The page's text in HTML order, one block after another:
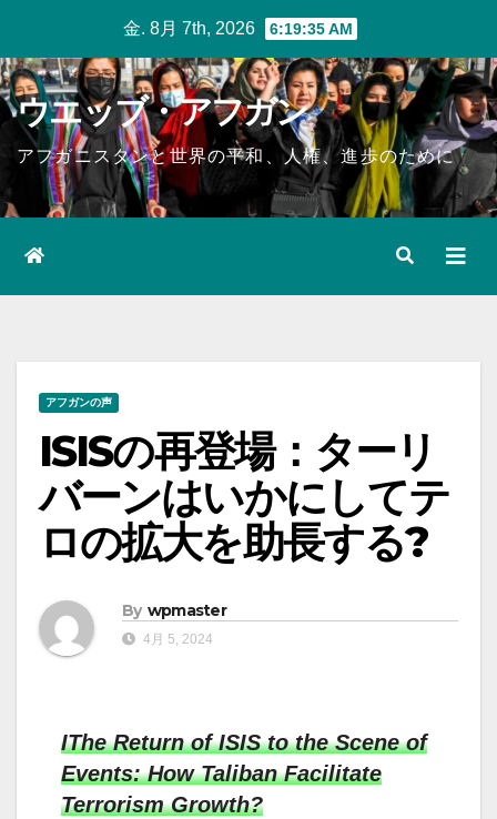
content
金. 8月 7th, 2026 6:19:36 AM
ウエッブ・アフガン
アフガニスタンと世界の平和、人権、進歩のために
アフガンの声
ISISの再登場：ターリ
バーンはいかにしてテ
ロの拡大を助長する?
By wpmaster
4月 5, 2024
IThe Return of ISIS to the Scene of
Events: How Taliban Facilitate
Terrorism Growth?